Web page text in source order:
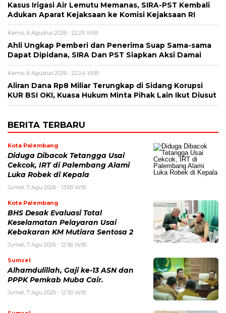
Kasus Irigasi Air Lemutu Memanas, SIRA-PST Kembali
Adukan Aparat Kejaksaan ke Komisi Kejaksaan RI
Kamis, 6 Agustus 2026 - 22:25 WIB
Ahli Ungkap Pemberi dan Penerima Suap Sama-sama
Dapat Dipidana, SIRA Dan PST Siapkan Aksi Damai
Kamis, 6 Agustus 2026 - 22:24 WIB
Aliran Dana Rp8 Miliar Terungkap di Sidang Korupsi
KUR BSI OKI, Kuasa Hukum Minta Pihak Lain Ikut Diusut
BERITA TERBARU
Kota Palembang
Diduga Dibacok Tetangga Usai
Cekcok, IRT di Palembang Alami
Luka Robek di Kepala
Jumat, 7 Agu 2026 - 13:00 WIB
Kota Palembang
BHS Desak Evaluasi Total
Keselamatan Pelayaran Usai
Kebakaran KM Mutiara Sentosa 2
Jumat, 7 Agu 2026 - 12:56 WIB
Sumsel
Alhamdulillah, Gaji ke-13 ASN dan
PPPK Pemkab Muba Cair.
Jumat, 7 Agu 2026 - 12:50 WIB